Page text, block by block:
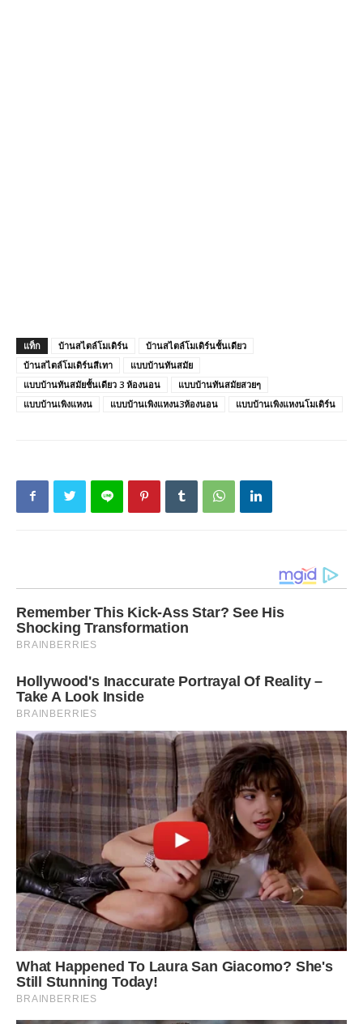
แท็ก บ้านสไตล์โมเดิร์น
บ้านสไตล์โมเดิร์นชั้นเดียว
บ้านสไตล์โมเดิร์นสีเทา
แบบบ้านทันสมัย
แบบบ้านทันสมัยชั้นเดียว 3 ห้องนอน
แบบบ้านทันสมัยสวยๆ
แบบบ้านเพิงแหงน
แบบบ้านเพิงแหงน3ห้องนอน แบบบ้านเพิงแหงนโมเดิร์น